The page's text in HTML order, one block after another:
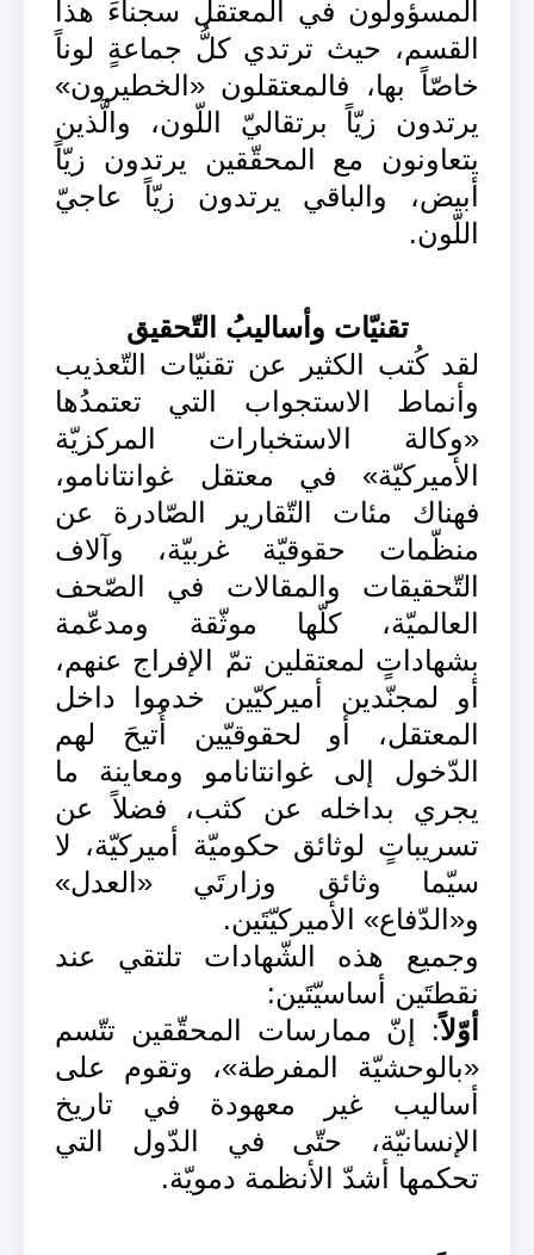
المسؤولون في المعتقل سجناءَ هذا
القسم، حيث ترتدي كلُّ جماعةٍ لوناً
خاصّاً بها، فالمعتقلون «الخطيرون»
يرتدون زيّاً برتقاليّ اللّون، والَّذين
يتعاونون مع المحقّقين يرتدون زيّاً
أبيض، والباقي يرتدون زيّاً عاجيّ
اللّون.
تقنيّات وأساليبُ التّحقيق
لقد كُتب الكثير عن تقنيّات التّعذيب
وأنماط الاستجواب التي تعتمدُها
«وكالة الاستخبارات المركزيّة
الأميركيّة» في معتقل غوانتانامو،
فهناك مئات التّقارير الصّادرة عن
منظّمات حقوقيّة غربيّة، وآلاف
التّحقيقات والمقالات في الصّحف
العالميّة، كلّها موثّقة ومدعّمة
بشهاداتٍ لمعتقلين تمّ الإفراج عنهم،
أو لمجنّدين أميركيّين خدموا داخل
المعتقل، أو لحقوقيّين أُتيحَ لهم
الدّخول إلى غوانتانامو ومعاينة ما
يجري بداخله عن كثب، فضلاً عن
تسريباتٍ لوثائق حكوميّة أميركيّة، لا
سيّما وثائق وزارتَي «العدل»
و«الدّفاع» الأميركيّتَين.
وجميع هذه الشّهادات تلتقي عند
نقطتَين أساسيّتَين:
أوّلاً: إنّ ممارسات المحقّقين تتّسم
«بالوحشيّة المفرطة»، وتقوم على
أساليب غير معهودة في تاريخ
الإنسانيّة، حتّى في الدّول التي
تحكمها أشدّ الأنظمة دمويّة.